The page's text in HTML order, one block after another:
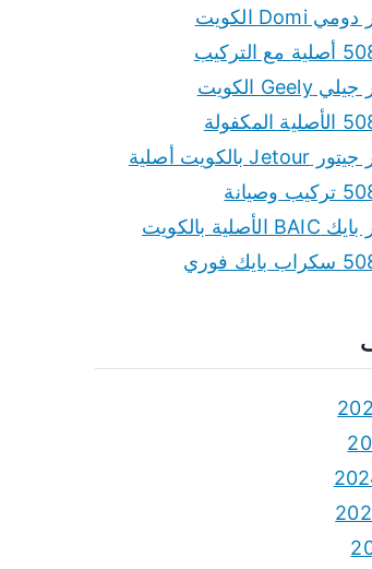
قطع غيار دومي Domi الكويت
قطع غيار جيلي Geely الكويت
قطع غيار جيتور Jetour بالكويت أصلية
قطع غيار بايك BAIC الأصلية بالكويت
فوري